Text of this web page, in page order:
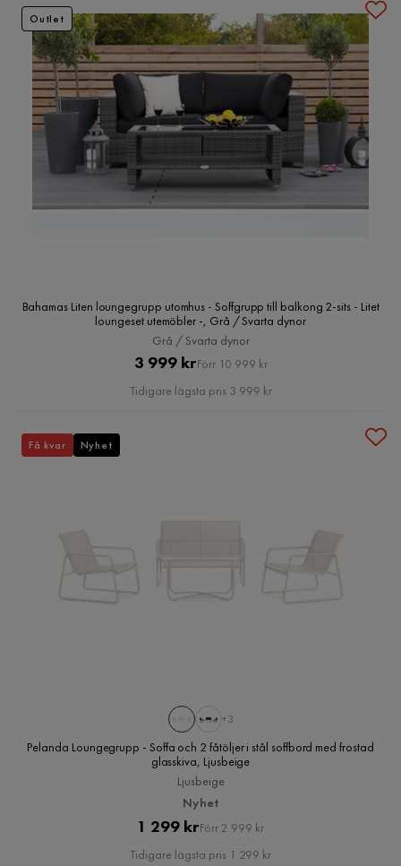
Bahamas Liten loungegrupp utomhus - Soffgrupp till balkong 2-sits - Litet
loungeset utemöbler -, Grå / Svarta dynor
Grå / Svarta dynor
Pris
3 999 krOriginal
Pris
Förr 10 999 kr
Tidigare lägsta pris 3 999 kr
Outlet
+3
Pelanda Loungegrupp - Soffa och 2 fåtöljer i stål soffbord med frostad
glasskiva, Ljusbeige
Ljusbeige
Nyhet
Pris
1 299 krOriginal
Pris
Förr 2 999 kr
Tidigare lägsta pris 1 299 kr
Få kvar Nyhet